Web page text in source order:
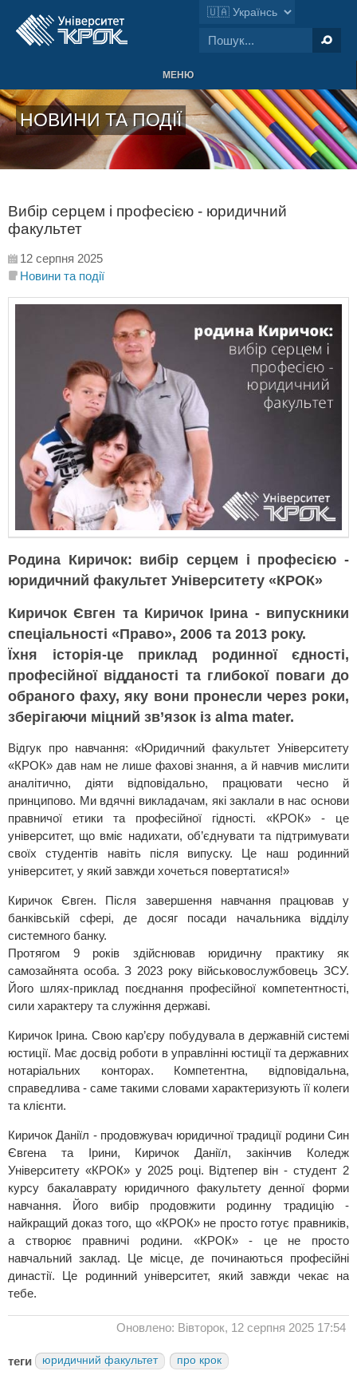
МЕНЮ
НОВИНИ ТА ПОДІЇ
Вибір серцем і професією - юридичний
факультет
12 серпня 2025
Новини та події
Родина Киричок: вибір серцем і професією -
юридичний факультет Університету «КРОК»
Киричок Євген та Киричок Ірина - випускники
спеціальності «Право», 2006 та 2013 року.
Їхня історія-це приклад родинної єдності,
професійної відданості та глибокої поваги до
обраного фаху, яку вони пронесли через роки,
зберігаючи міцний зв’язок із alma mater.
Відгук про навчання: «Юридичний факультет Університету
«КРОК» дав нам не лише фахові знання, а й навчив мислити
аналітично, діяти відповідально, працювати чесно й
принципово. Ми вдячні викладачам, які заклали в нас основи
правничої етики та професійної гідності. «КРОК» - це
університет, що вміє надихати, об’єднувати та підтримувати
своїх студентів навіть після випуску. Це наш родинний
університет, у який завжди хочеться повертатися!»
Киричок Євген. Після завершення навчання працював у
банківській сфері, де досяг посади начальника відділу
системного банку.
Протягом 9 років здійснював юридичну практику як
самозайнята особа. З 2023 року військовослужбовець ЗСУ.
Його шлях-приклад поєднання професійної компетентності,
сили характеру та служіння державі.
Киричок Ірина. Свою кар’єру побудувала в державній системі
юстиції. Має досвід роботи в управлінні юстиції та державних
нотаріальних конторах. Компетентна, відповідальна,
справедлива - саме такими словами характеризують її колеги
та клієнти.
Киричок Даніїл - продовжувач юридичної традиції родини Син
Євгена та Ірини, Киричок Даніїл, закінчив Коледж
Університету «КРОК» у 2025 році. Відтепер він - студент 2
курсу бакалаврату юридичного факультету денної форми
навчання. Його вибір продовжити родинну традицію -
найкращий доказ того, що «КРОК» не просто готує правників,
а створює правничі родини. «КРОК» - це не просто
навчальний заклад. Це місце, де починаються професійні
династії. Це родинний університет, який завжди чекає на
тебе.
Оновлено: Вівторок, 12 серпня 2025 17:54
теги юридичний факультет про крок